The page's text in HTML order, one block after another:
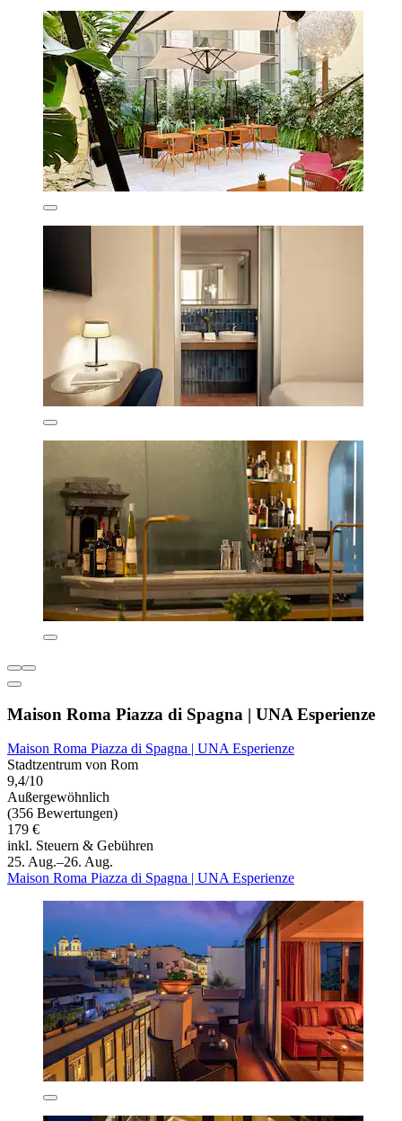
Maison Roma Piazza di Spagna | UNA Esperienze
Maison Roma Piazza di Spagna | UNA Esperienze
Stadtzentrum von Rom
9,4/10
Außergewöhnlich
(356 Bewertungen)
179 €
inkl. Steuern & Gebühren
25. Aug.–26. Aug.
Maison Roma Piazza di Spagna | UNA Esperienze